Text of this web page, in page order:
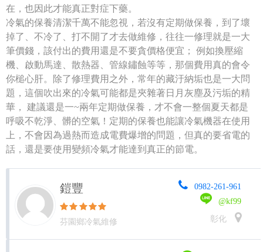
在，也因此才能真正對症下藥。
冷氣的保養清潔千萬不能忽視，若沒有定期做保養，到了壞
掉了、不冷了、打不開了才去做維修，往往一修理就是一大
筆價錢，該付出的費用還是不要貪價格便宜； 例如換壓縮
機、啟動馬達、散熱器、管線鏽蝕等等，那個費用真的會令
你槌心肝。除了修理費用之外，常年的藏汙納垢也是一大問
題，這個吹出來的冷氣可能都是夾雜著日月灰塵及污垢的精
華， 建議還是一~兩年定期做保養，才不會一整個夏天都是
呼吸不乾淨、髒的空氣！定期的保養也能讓冷氣機器在使用
上，不會因為過熱而造成電費爆增的問題，但真的要省電的
話，還是要使用變頻冷氣才能達到真正的節電。
鎧豐
芬園鄉冷氣維修
0982-261-961
@kf99
彰化